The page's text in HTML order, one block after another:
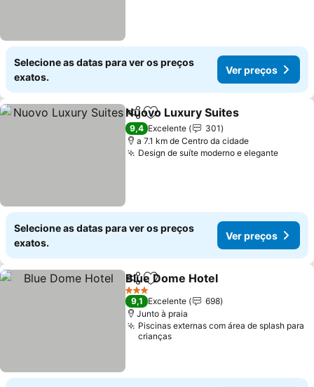
Selecione as datas para ver os preços
exatos.
Ver preços
PartilharAdicionar aos favoritos
Nuovo Luxury Suites
9,4 Excelente
301
a 7.1 km de Centro da cidade
Design de suíte moderno e elegante
Selecione as datas para ver os preços
exatos.
Ver preços
PartilharAdicionar aos favoritos
Blue Dome Hotel
3 Estrelas
9,1 Excelente
698
Junto à praia
Piscinas externas com área de splash para
crianças